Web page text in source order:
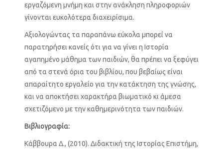
εργαζόμενη μνήμη και στην ανάκληση πληροφοριών
γίνονται ευκολότερα διαχειρίσιμα.
Αξιολογώντας τα παραπάνω εύκολα μπορεί να
παρατηρήσει κανείς ότι για να γίνει η Ιστορία
αγαπημένο μάθημα των παιδιών, θα πρέπει να ξεφύγει
από τα στενά όρια του βιβλίου, που βεβαίως είναι
απαραίτητο εργαλείο για την κατάκτηση της γνώσης,
και να αποκτήσει χαρακτήρα βιωματικό κι άμεσα
σχετιζόμενο με την καθημερινότητα των παιδιών.
Βιβλιογραφία:
Κάββουρα Δ., (2010). Διδακτική της Ιστορίας Επιστήμη,